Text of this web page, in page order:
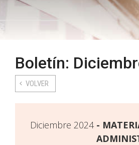
Boletín:
VOLVER
Diciembre 2024